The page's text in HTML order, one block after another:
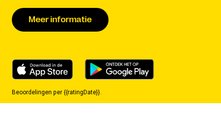
Meer informatie
Beoordelingen per {{ratingDate}}.